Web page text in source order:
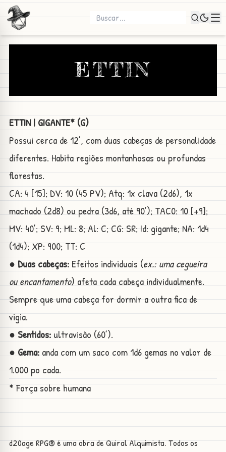
ETTIN
ETTIN | GIGANTE* (G)
Possui cerca de 12’, com duas cabeças de personalidade
diferentes. Habita regiões montanhosas ou profundas
florestas.
CA: 4 [15]; DV: 10 (45 PV); Atq: 1x clava (2d6), 1x
machado (2d8) ou pedra (3d6, até 90’); TAC0: 10 [+9];
MV: 40’; SV: 9; ML: 8; Al: C; CG: SR; Id: gigante; NA: 1d4
(1d4); XP: 900; TT: C
● Duas cabeças:Efeitos individuais (ex.: uma cegueira
ou encantamento) afeta cada cabeça individualmente.
Sempre que uma cabeça for dormir a outra fica de
vigia.
● Sentidos:ultravisão (60’).
● Gema:anda com um saco com 1d6 gemas no valor de
1.000 po cada.
* Força sobre humana
d20age RPG® é uma obra de Quiral Alquimista. Todos os